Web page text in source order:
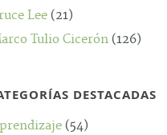
Lee (21)
Tulio Cicerón (126)
DESTACADAS
(54)